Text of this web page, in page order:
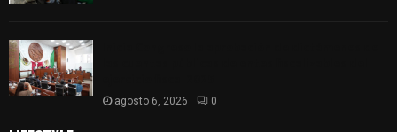
agosto 6, 2026 0